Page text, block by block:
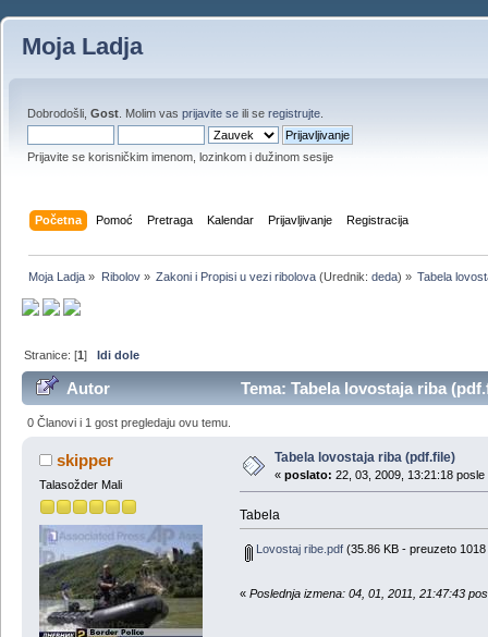
Moja Ladja
Dobrodošli, Gost . Molim vas prijavite se ili se registrujte
Prijavite se korisničkim imenom, lozinkom i dužinom sesije
Početna Pomoć Pretraga Kalendar Prijavljivanje Registracija
Moja Ladja » Ribolov» Zakoni i Propisi u vezi ribolova(Urednik: deda) » Tabela
Stranice: [1]Idi dole
Autor Tema: Tabela lovostaja riba
0 Članovi i 1 gost pregledaju ovu temu.
skipper
Talasožder Mali
Tabela lovostaja riba (pdf.file)
« poslato: 22, 03, 2009, 13:21:18 posle
Tabela
Lovostaj ribe.pdf(35.86 KB - preuzeto 1018
« Poslednja izmena: 04, 01, 2011, 21:47:43